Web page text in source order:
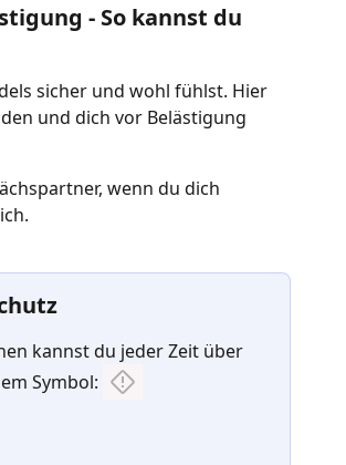
- So kannst du
sicher und wohl fühlst. Hier
und dich vor Belästigung
wenn du dich
kannst du jeder Zeit über
Symbol: